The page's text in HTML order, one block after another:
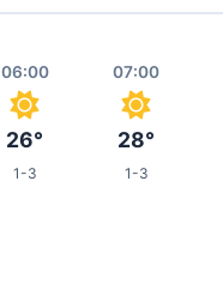
06:00
26°
1-3
07:00
28°
1-3